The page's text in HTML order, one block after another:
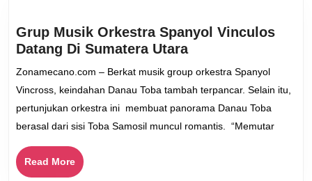
Grup Musik Orkestra Spanyol Vinculos
Datang Di Sumatera Utara
Musik
Orkestra
Spanyol
Vinculos
Datang
Zonamecano.com – Berkat musik group orkestra Spanyol
Vincross, keindahan Danau Toba tambah terpancar. Selain itu,
pertunjukan orkestra ini membuat panorama Danau Toba
berasal dari sisi Toba Samosil muncul romantis. “Memutar
Read MoreRead
More